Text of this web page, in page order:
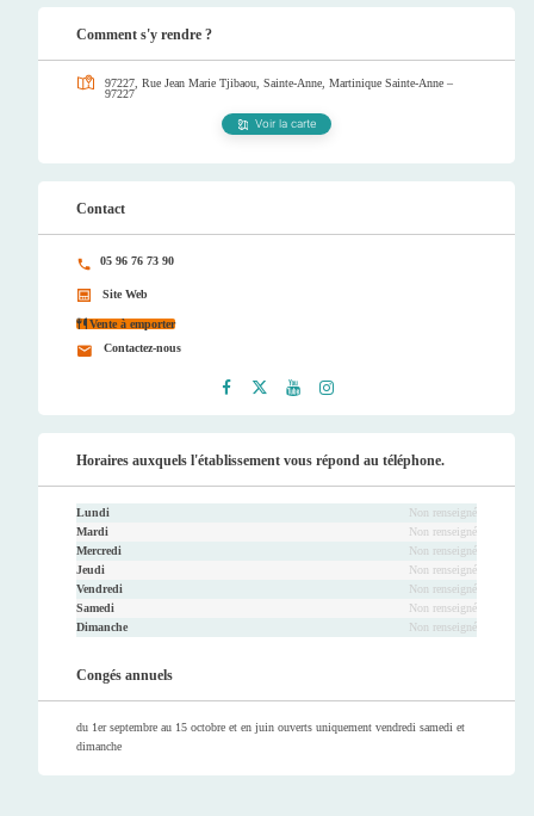
Comment s'y rendre ?
97227, Rue Jean Marie Tjibaou, Sainte-Anne, Martinique Sainte-Anne –
97227
Voir la carte
Contact
05 96 76 73 90
Site Web
Vente à emporter
Contactez-nous
ook
er
be
ram
Horaires auxquels l'établissement vous répond au téléphone.
Lundi
Non renseigné
Mardi
Non renseigné
Mercredi
Non renseigné
Jeudi
Non renseigné
Vendredi
Non renseigné
Samedi
Non renseigné
Dimanche
Non renseigné
Congés annuels
du 1er septembre au 15 octobre et en juin ouverts uniquement vendredi samedi et
dimanche